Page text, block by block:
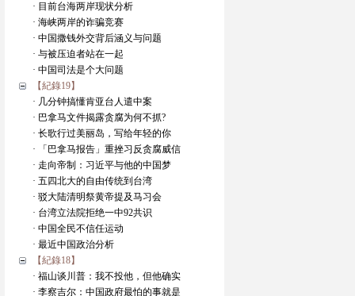
· 目前台海两岸现状分析
· 海峡两岸的诈骗竞赛
· 中国撒钱外交背后涵义与问题
· 与被压迫者站在一起
· 中国司法是个大问题
【紀錄19】
· 几分钟搞懂肯亚台人遣中案
· 巴拿马文件揭露贪腐为何不抓?
· 长歌行过美丽岛，写给年轻的你
· 「巴拿马报告」重挫习反贪腐威信
· 走向帝制：习近平与他的中国梦
· 五四北大的自由传统到台湾
· 驳大陆清明祭黄帝提及马习会
· 台湾立法院拒绝一中92共识
· 中国全民不信任运动
· 最近中国政治分析
【紀錄18】
· 福山谈川普：我不投他，但他确实
· 李察吉尔：中国政府最怕的事就是